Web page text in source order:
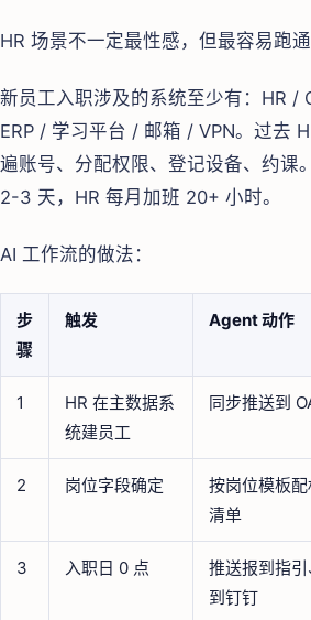
HR 场景不一定最性感，但最容易跑通
新员工入职涉及的系统至少有：HR /
ERP / 学习平台 / 邮箱 / VPN。过去
遍账号、分配权限、登记设备、约课
2-3 天，HR 每月加班 20+ 小时。
AI 工作流的做法：
步
骤
触发 Agent 动作
1
HR 在主数据系
统建员工
同步推送到
2 岗位字段确定
按岗位模板
清单
3 入职日 0 点
推送报到指
到钉钉